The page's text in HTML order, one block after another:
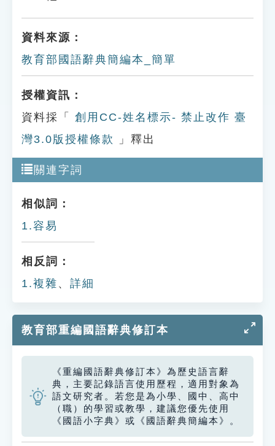
資料來源：
教育部國語辭典簡編本_簡單
授權資訊：
資料採「
創用CC-姓名標示- 禁止改作 臺
灣3.0版授權條款
」釋出
關連字詞
相似詞：
1.容易
相反詞：
1.複雜 、 詳細
教育部重編國語辭典修訂本
《重編國語辭典修訂本》為歷史語言辭
典，主要記錄語言使用歷程，適用對象為
語文研究者。若您是為小學、國中、高中
（職）的學習或教學，建議您優先使用
《國語小字典》或《國語辭典簡編本》。